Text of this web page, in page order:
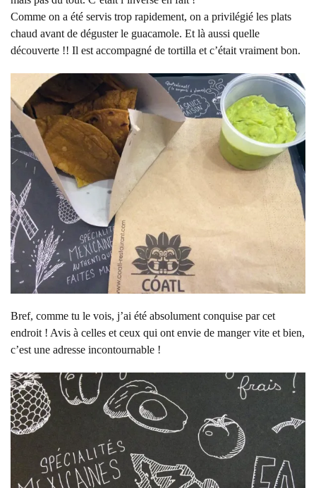
Comme on a été servis trop rapidement, on a privilégié les plats
chaud avant de déguster le guacamole. Et là aussi quelle
découverte !! Il est accompagné de tortilla et c’était vraiment bon.
Bref, comme tu le vois, j’ai été absolument conquise par cet
endroit ! Avis à celles et ceux qui ont envie de manger vite et bien,
c’est une adresse incontournable !